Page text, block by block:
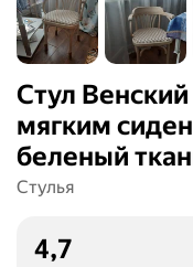
Стул
мягким
беленый
Стулья
4,7